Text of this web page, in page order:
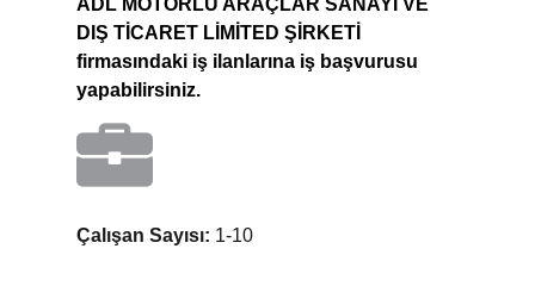
İlanları
ADL MOTORLU ARAÇLAR SANAYİ VE
DIŞ TİCARET LİMİTED ŞİRKETİ
firmasındaki iş ilanlarına iş başvurusu
yapabilirsiniz.
Çalışan Sayısı: 1-10